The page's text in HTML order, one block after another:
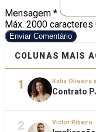
Mensagem *
Máx. 2000 caracteres
Enviar Comentário
COLUNAS MAIS
1 Katia Oliveira
Contrato
2 Victor Ribeiro